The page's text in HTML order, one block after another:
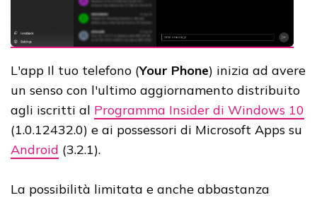
L'app Il tuo telefono (Your Phone) inizia ad avere
un senso con l'ultimo aggiornamento distribuito
agli iscritti al Programma Insider di Windows 10
(1.0.12432.0) e ai possessori di Microsoft Apps su
Android (3.2.1).
La possibilità limitata e anche abbastanza